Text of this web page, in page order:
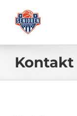
Inhalt
springen